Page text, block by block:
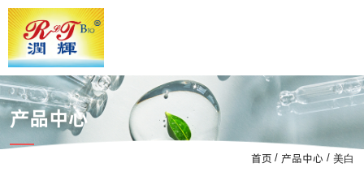
产品中心
首页 / 产品中心 / 美白